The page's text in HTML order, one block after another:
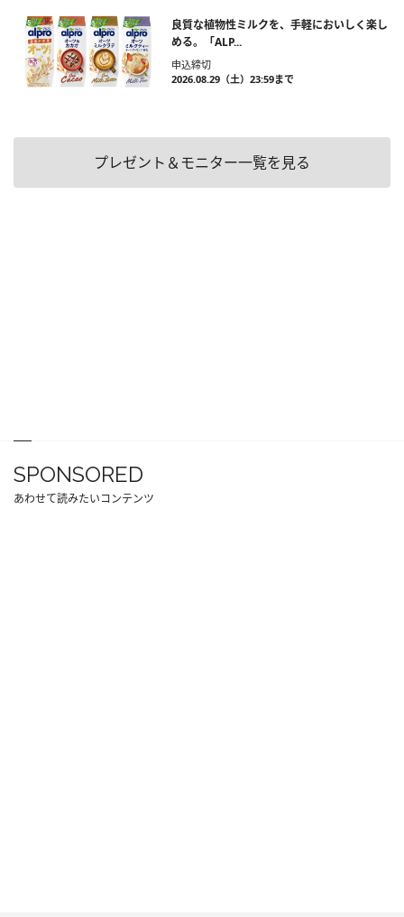
良質な植物性ミルクを、手軽においしく楽し
める。「ALP...
申込締切
2026.08.29（土）23:59まで
プレゼント＆モニター一覧を見る
SPONSORED
あわせて読みたいコンテンツ